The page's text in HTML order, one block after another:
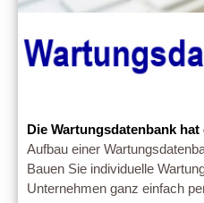
Die Wartungsdatenbank
Aufbau einer
Bauen Sie individuelle
Unternehmen ganz einfach